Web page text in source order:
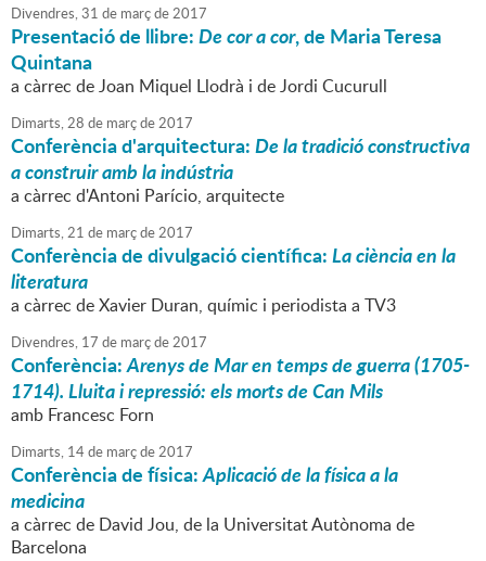
Divendres,31 de marçde2017
Presentació de llibre:De cor a cor, de Maria Teresa
Quintana
a càrrec de Joan Miquel Llodrà i de Jordi Cucurull
Dimarts,28 de marçde2017
Conferència d'arquitectura:De la tradició constructiva
a construir amb la indústria
a càrrec d'Antoni Parício, arquitecte
Dimarts,21 de marçde2017
Conferència de divulgació científica:La ciència en la
literatura
a càrrec de Xavier Duran, químic i periodista a TV3
Divendres, 17 de marçde2017
Conferència:Arenys de Mar en temps de guerra (1705-
1714). Lluita i repressió: els morts de Can Mils
amb Francesc Forn
Dimarts, 14de marçde2017
Conferència de física:Aplicació de la física a la
medicina
a càrrec de David Jou, de la Universitat Autònoma de
Barcelona